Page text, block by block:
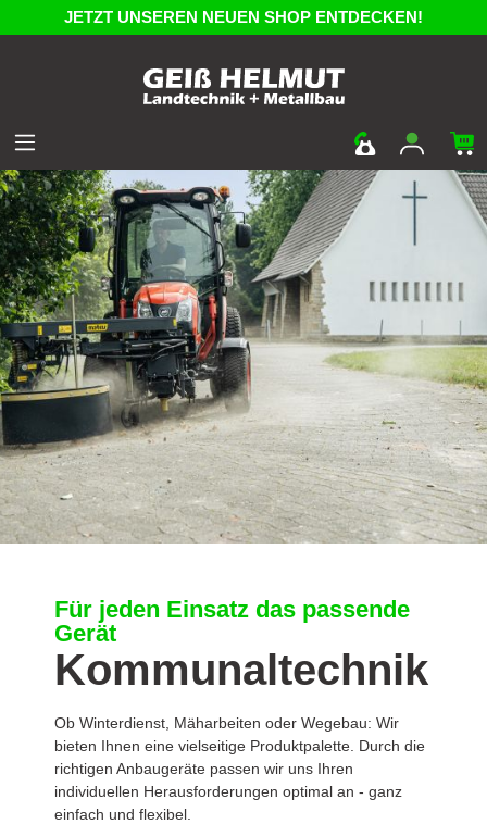
JETZT UNSEREN NEUEN SHOP ENTDECKEN!
Bereiche Kommunaltechnik
Für jeden Einsatz das passende
Gerät
Kommunaltechnik
Ob Winterdienst, Mäharbeiten oder Wegebau: Wir
bieten Ihnen eine vielseitige Produktpalette. Durch die
richtigen Anbaugeräte passen wir uns Ihren
individuellen Herausforderungen optimal an - ganz
einfach und flexibel.